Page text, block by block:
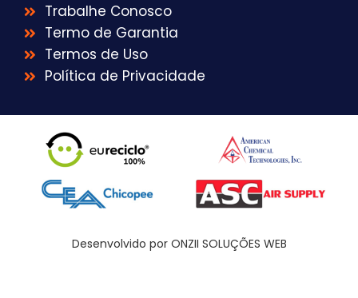
Trabalhe Conosco
Termo de Garantia
Termos de Uso
Política de Privacidade
Desenvolvido por ONZII SOLUÇÕES WEB